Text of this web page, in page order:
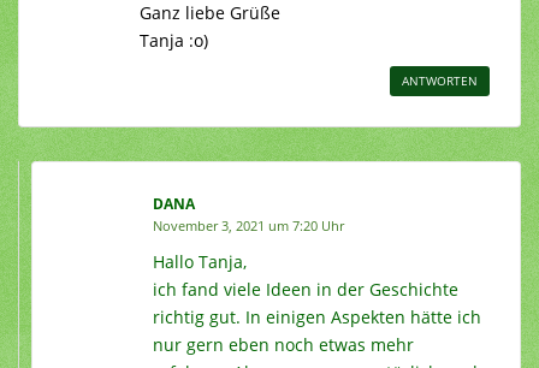
Ganz liebe Grüße
Tanja :o)
ANTWORTEN
DANA
November 3, 2021 um 7:20 Uhr
Hallo Tanja,
ich fand viele Ideen in der Geschichte
richtig gut. In einigen Aspekten hätte ich
nur gern eben noch etwas mehr